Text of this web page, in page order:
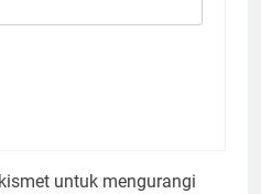
untuk mengurangi